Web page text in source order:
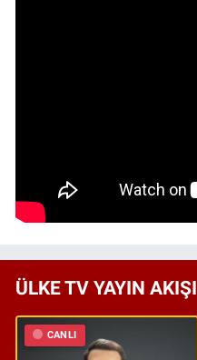
ÜLKE TV YAYIN AKIŞI
CANLI